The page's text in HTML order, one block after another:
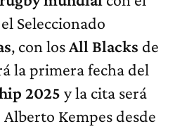
Seleccionado
, con losAll Blacks de
la primera fecha del
2025 y la cita será
Kempes desde